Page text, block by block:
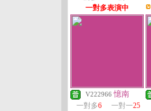
一對多表演中
V222966 憶南
一對多6 一對一25